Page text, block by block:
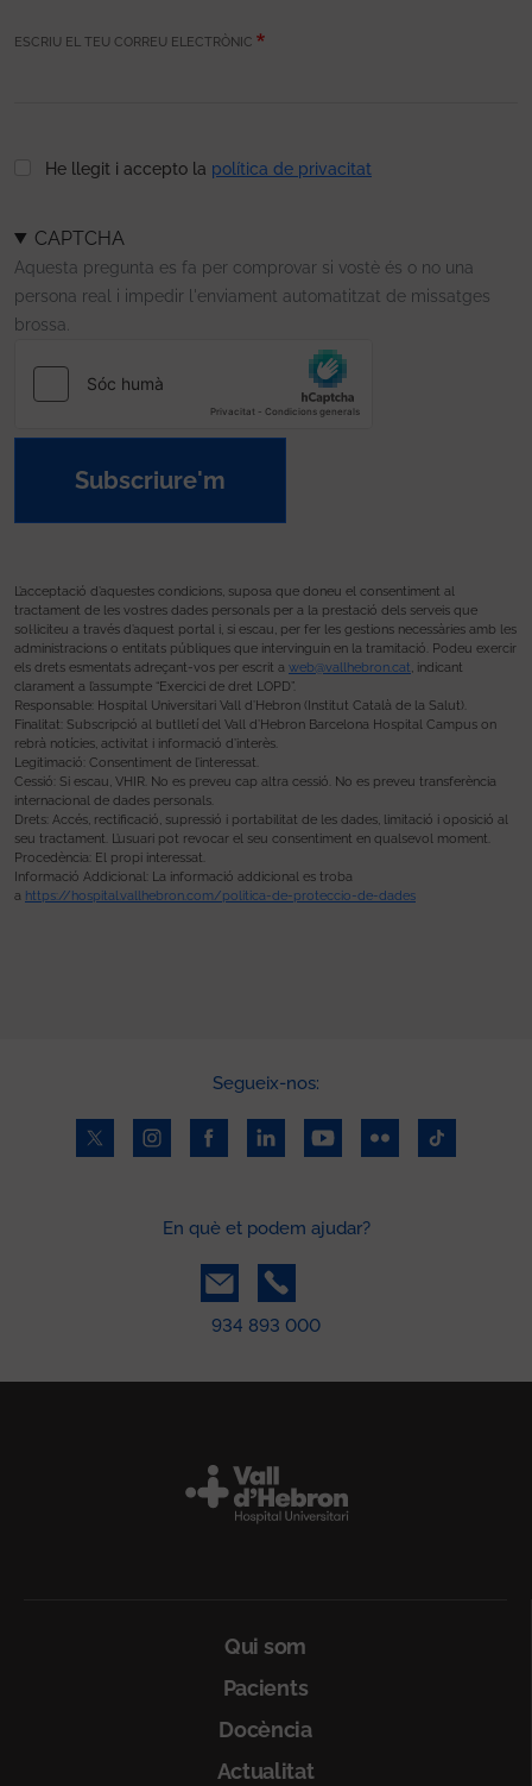
ESCRIU EL TEU CORREU ELECTRÒNIC
He llegit i accepto la política de privacitat
CAPTCHA
Aquesta pregunta es fa per comprovar si vostè és o no una
persona real i impedir l'enviament automatitzat de missatges
brossa.
Subscriure'm
L’acceptació d’aquestes condicions, suposa que doneu el consentiment al
tractament de les vostres dades personals per a la prestació dels serveis que
sol·liciteu a través d’aquest portal i, si escau, per fer les gestions necessàries amb les
administracions o entitats públiques que intervinguin en la tramitació. Podeu exercir
els drets esmentats adreçant-vos per escrit a web@vallhebron.cat, indicant
clarament a l’assumpte “Exercici de dret LOPD”.
Responsable: Hospital Universitari Vall d’Hebron (Institut Català de la Salut).
Finalitat: Subscripció al butlletí del Vall d’Hebron Barcelona Hospital Campus on
rebrà notícies, activitat i informació d’interès.
Legitimació: Consentiment de l’interessat.
Cessió: Si escau, VHIR. No es preveu cap altra cessió. No es preveu transferència
internacional de dades personals.
Drets: Accés, rectificació, supressió i portabilitat de les dades, limitació i oposició al
seu tractament. L’usuari pot revocar el seu consentiment en qualsevol moment.
Procedència: El propi interessat.
Informació Addicional: La informació addicional es troba
a https://hospital.vallhebron.com/politica-de-proteccio-de-dades
Segueix-nos:
En què et podem ajudar?
934 893 000
Qui som
Pacients
Docència
Actualitat